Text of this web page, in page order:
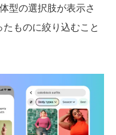
型の選択肢が表示さ
ものに絞り込むこと